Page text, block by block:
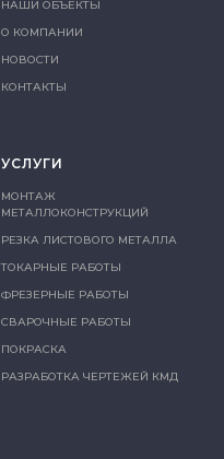
НАШИ ОБЪЕКТЫ
О КОМПАНИИ
НОВОСТИ
КОНТАКТЫ
УСЛУГИ
МОНТАЖ
МЕТАЛЛОКОНСТРУКЦИЙ
РЕЗКА ЛИСТОВОГО МЕТАЛЛА
ТОКАРНЫЕ РАБОТЫ
ФРЕЗЕРНЫЕ РАБОТЫ
СВАРОЧНЫЕ РАБОТЫ
ПОКРАСКА
РАЗРАБОТКА ЧЕРТЕЖЕЙ КМД